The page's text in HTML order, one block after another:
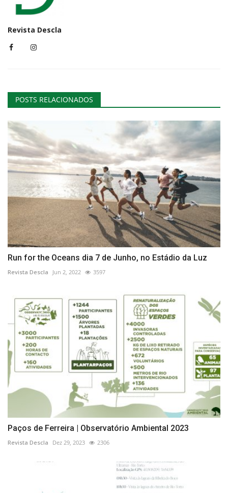
Revista Descla
POSTS RELACIONADOS
Run for the Oceans dia 7 de Junho, no Estádio da Luz
Revista Descla Jun 2, 2022 3597
Paços de Ferreira | Observatório Ambiental 2023
Revista Descla Dez 29, 2023 2306